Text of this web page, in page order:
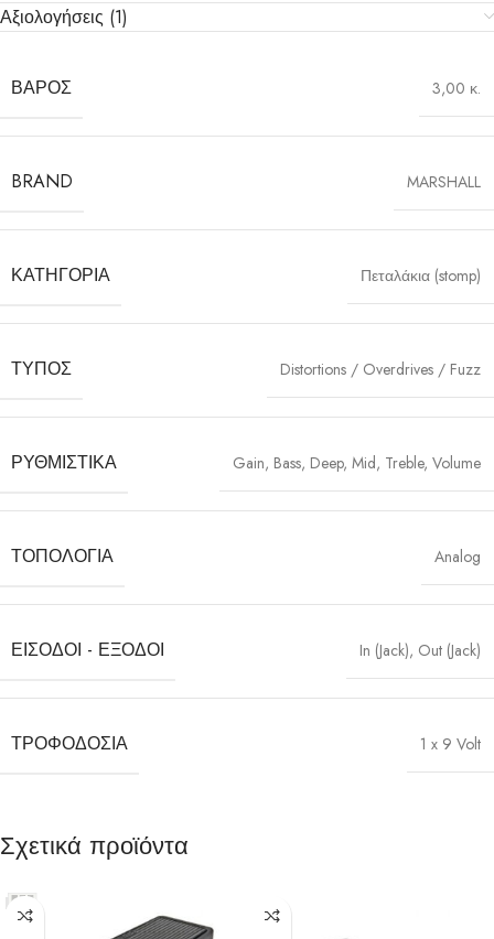
Αξιολογήσεις (1)
ΒΆΡΟΣ 3,00 κ.
BRAND MARSHALL
ΚΑΤΗΓΟΡΊΑ Πεταλάκια (stomp)
ΤΎΠΟΣ Distortions / Overdrives / Fuzz
ΡΥΘΜΙΣΤΙΚΆ Gain, Bass, Deep, Mid, Treble, Volume
ΤΟΠΟΛΟΓΊΑ Analog
ΕΙΣΌΔΟΙ - ΕΞΌΔΟΙ In (Jack), Out (Jack)
ΤΡΟΦΟΔΟΣΊΑ 1 x 9 Volt
Σχετικά προϊόντα